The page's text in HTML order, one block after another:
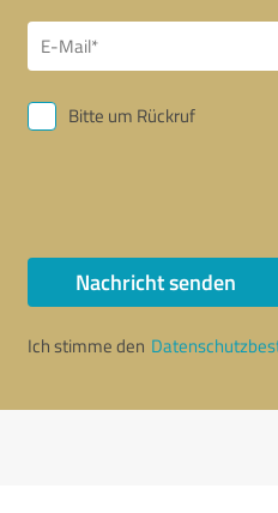
Bitte um Rückruf
Nachricht senden
Ich stimme den